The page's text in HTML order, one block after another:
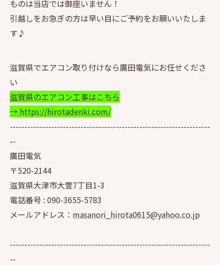
ものは当店では御座いません！
引越しをお急ぎの方は早い目にご予約をお願いいたしま
す♪
滋賀県でエアコン取り付けなら廣田電気にお任せくださ
い
滋賀県のエアコン工事はこちら
→ https://hirotadenki.com/
--------------------------------------------------------------------
--
廣田電気
〒520-2144
滋賀県大津市大萱7丁目1-3
電話番号 : 090-3655-5783
メールアドレス： masanori_hirota0615@yahoo.co.jp
--------------------------------------------------------------------
--